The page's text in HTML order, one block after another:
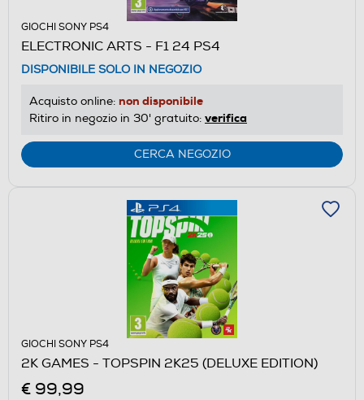
GIOCHI SONY PS4
ELECTRONIC ARTS - F1 24 PS4
DISPONIBILE SOLO IN NEGOZIO
Acquisto online: non disponibile
Ritiro in negozio in 30' gratuito: verifica
CERCA NEGOZIO
GIOCHI SONY PS4
2K GAMES - TOPSPIN 2K25 (DELUXE EDITION)
€ 99,99